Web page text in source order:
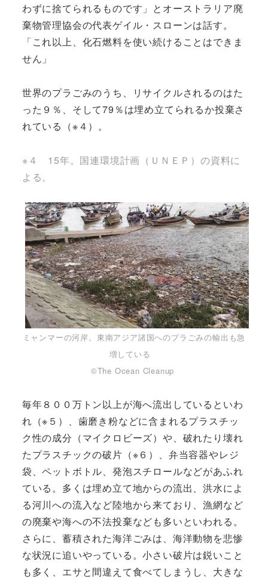
わずに捨てられるものです」とオーストラリア廃
棄物管理協会の代表ゲイル・スローンは話す。
「これ以上、化石燃料を使い続けることはできま
せん」
世界のプラごみのうち、リサイクルされるのはた
った９％、そして79％は埋め立てられるか投棄さ
れている（※４）。
※４ 15年。国連環境計画（ＵＮＥＰ）の資料に
よる。
ミャンマーの河岸。東南アジア諸国へのプラごみの輸出も急
増している
©The Ocean Cleanup
毎年８００万トン以上が海へ流出しているといわ
れ（※５）、歯磨き粉などに含まれるプラスチッ
ク性の成分（マイクロビーズ）や、破れたり壊れ
たプラスチックの破片（※６）、弁当容器やレジ
袋、ペットボトル、発泡スチロールなどがあふれ
ている。多くは埋め立て地からの流出、洪水によ
る河川への流入など陸地から来ており、漁網など
の廃棄や海への不法投棄なども多いといわれる。
さらに、蓄積された海洋ごみは、海洋動物を悲惨
な状況に追いやっている。小さい破片は鋭いこと
も多く、エサと間違えて食べてしまうし、大きな